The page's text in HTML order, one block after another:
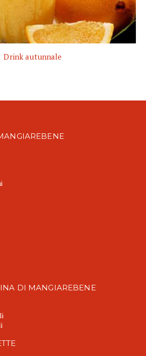
Drink autunnale
DI MANGIAREBENE